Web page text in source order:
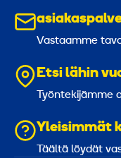
Vastaamme
Etsi lähin
Työntekijämme
Yleisimmät
Täältä löydät